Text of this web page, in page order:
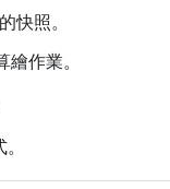
快照。
作業。